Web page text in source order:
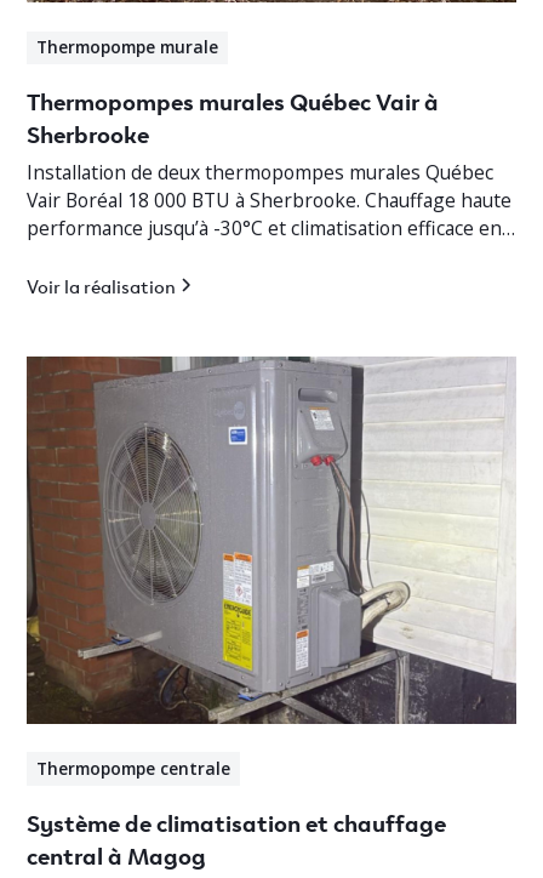
Thermopompe murale
Thermopompes murales Québec Vair à
Sherbrooke
Installation de deux thermopompes murales Québec
Vair Boréal 18 000 BTU à Sherbrooke. Chauffage haute
performance jusqu’à -30°C et climatisation efficace en
Voir la réalisation
Thermopompe centrale
Système de climatisation et chauffage
central à Magog